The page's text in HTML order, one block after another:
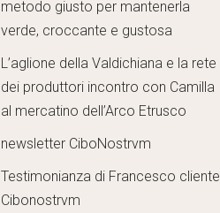
metodo giusto per mantenerla
verde, croccante e gustosa
L’aglione della Valdichiana e la rete
dei produttori incontro con Camilla
al mercatino dell’Arco Etrusco
newsletter CiboNostrvm
Testimonianza di Francesco cliente
Cibonostrvm